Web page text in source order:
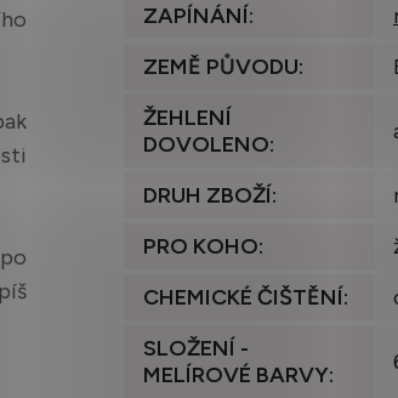
ZAPÍNÁNÍ:
ZEMĚ PŮVODU:
ŽEHLENÍ
DOVOLENO:
DRUH ZBOŽÍ:
PRO KOHO:
CHEMICKÉ ČIŠTĚNÍ:
SLOŽENÍ -
MELÍROVÉ BARVY: